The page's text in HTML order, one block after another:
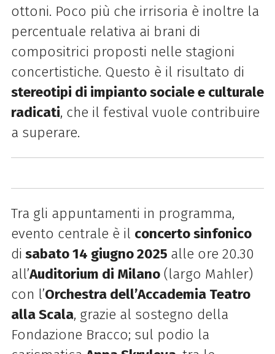
ottoni. Poco più che irrisoria è inoltre la
percentuale relativa ai brani di
compositrici proposti nelle stagioni
concertistiche. Questo è il risultato di
stereotipi di impianto sociale e culturale
radicati, che il festival vuole contribuire
a superare.
Tra gli appuntamenti in programma,
evento centrale è il concerto sinfonico
di sabato 14 giugno 2025 alle ore 20.30
all’Auditorium di Milano(largo Mahler)
con l’Orchestra dell’Accademia Teatro
alla Scala, grazie al sostegno della
Fondazione Bracco; sul podio la